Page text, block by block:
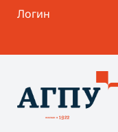
Логин